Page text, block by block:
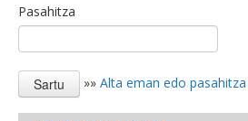
Pasahitza
»» Alta eman edo